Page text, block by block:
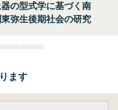
器の型式学に基づく南
東弥生後期社会の研究
ます